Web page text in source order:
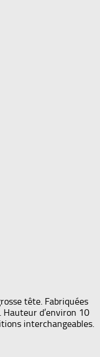
tête. Fabriquées
Hauteur d’environ 10
interchangeables.